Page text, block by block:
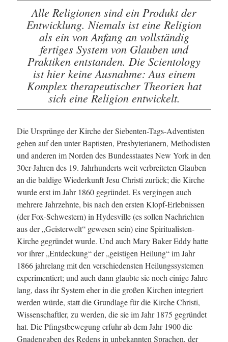
Alle Religionen sind ein Produkt der
Entwicklung. Niemals ist eine Religion
als ein von Anfang an vollständig
fertiges System von Glauben und
Praktiken entstanden. Die Scientology
ist hier keine Ausnahme: Aus einem
Komplex therapeutischer Theorien hat
sich eine Religion entwickelt.
Die Ursprünge der Kirche der Siebenten-Tags-Adventisten
gehen auf den unter Baptisten, Presbyterianern, Methodisten
und anderen im Norden des Bundesstaates New York in den
30er-Jahren des 19. Jahrhunderts weit verbreiteten Glauben
an die baldige Wiederkunft Jesu Christi zurück; die Kirche
wurde erst im Jahr 1860 gegründet. Es vergingen auch
mehrere Jahrzehnte, bis nach den ersten Klopf-Erlebnissen
(der Fox-Schwestern) in Hydesville (es sollen Nachrichten
aus der „Geisterwelt“ gewesen sein) eine Spiritualisten-
Kirche gegründet wurde. Und auch Mary Baker Eddy hatte
vor ihrer „Entdeckung“ der „geistigen Heilung“ im Jahr
1866 jahrelang mit den verschiedensten Heilungssystemen
experimentiert; und auch dann glaubte sie noch einige Jahre
lang, dass ihr System eher in die großen Kirchen integriert
werden würde, statt die Grundlage für die Kirche Christi,
Wissenschaftler, zu werden, die sie im Jahr 1875 gegründet
hat. Die Pfingstbewegung erfuhr ab dem Jahr 1900 die
Gnadengaben des Redens in unbekannten Sprachen, der